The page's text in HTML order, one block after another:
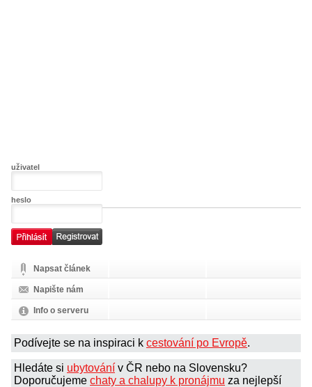
uživatel
heslo
Napsat článek
Napište nám
Info o serveru
Podívejte se na inspiraci k cestování po Evropě.
Hledáte si ubytování v ČR nebo na Slovensku?
Doporučujeme chaty a chalupy k pronájmu za nejlepší